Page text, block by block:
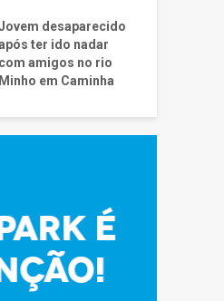
desaparecido
ter ido nadar
com amigos no rio
Minho em Caminha